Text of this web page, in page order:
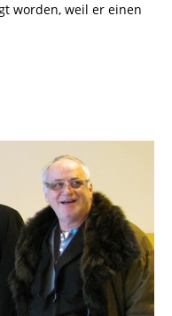
worden, weil er einen